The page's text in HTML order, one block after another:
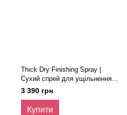
Thick Dry Finishing Spray |
Сухий спрей для ущільнення
волосся "Екстремальний
об'єм", 250 мл
3 390 грн
Купити